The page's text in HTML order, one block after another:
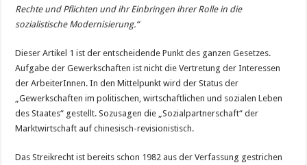
Rechte und Pflichten und ihr Einbringen ihrer Rolle in die
sozialistische Modernisierung.“
Dieser Artikel 1 ist der entscheidende Punkt des ganzen Gesetzes.
Aufgabe der Gewerkschaften ist nicht die Vertretung der Interessen
der ArbeiterInnen. In den Mittelpunkt wird der Status der
„Gewerkschaften im politischen, wirtschaftlichen und sozialen Leben
des Staates“ gestellt. Sozusagen die „Sozialpartnerschaft“ der
Marktwirtschaft auf chinesisch-revisionistisch.
Das Streikrecht ist bereits schon 1982 aus der Verfassung gestrichen